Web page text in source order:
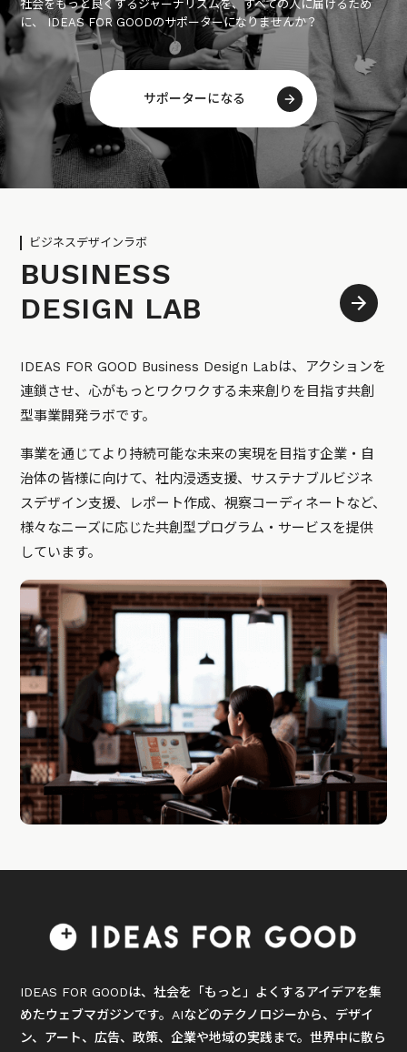
社会をもっと良くするジャーナリズムを、すべての人に届けるため
に、 IDEAS FOR GOODのサポーターになりませんか？
サポーターになる
ビジネスデザインラボ
BUSINESS
DESIGN LAB
IDEAS FOR GOOD Business Design Labは、アクションを
連鎖させ、心がもっとワクワクする未来創りを目指す共創
型事業開発ラボです。
事業を通じてより持続可能な未来の実現を目指す企業・自
治体の皆様に向けて、社内浸透支援、サステナブルビジネ
スデザイン支援、レポート作成、視察コーディネートなど、
様々なニーズに応じた共創型プログラム・サービスを提供
しています。
IDEAS FOR GOODは、社会を「もっと」よくするアイデアを集
めたウェブマガジンです。AIなどのテクノロジーから、デザイ
ン、アート、広告、政策、企業や地域の実践まで。世界中に散ら